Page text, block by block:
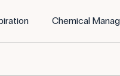
Chemical